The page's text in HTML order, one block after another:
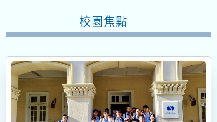
校園焦點